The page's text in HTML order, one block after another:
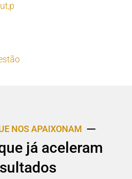
NOS APAIXONAM
já aceleram